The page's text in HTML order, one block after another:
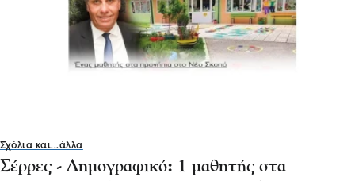
Σχόλια και...άλλα
Σέρρες - Δημογραφικό: 1 μαθητής στα